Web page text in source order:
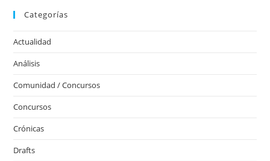
Categorías
Actualidad
Análisis
Comunidad / Concursos
Concursos
Crónicas
Drafts